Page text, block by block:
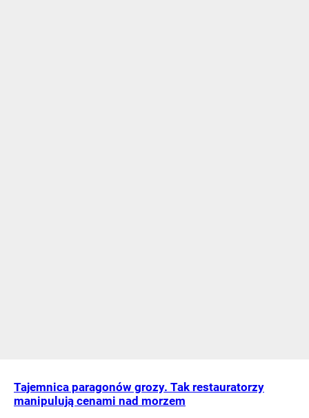
Tajemnica paragonów grozy. Tak restauratorzy
manipulują cenami nad morzem